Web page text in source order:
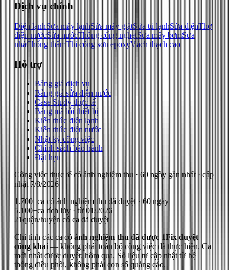
Dịch vụ chính
Điện lạnhSửa máy lạnhSửa máy giặtSửa tủ lạnhSửa điệnThợ
điện nướcSửa nướcThông cống nghẹtSửa máy bơmSửa
nhàChống thấmThi công sơn epoxyVách thạch cao
Hỗ trợ
Bảng giá dịch vụ
Bảng giá sửa điện nước
Case Study thực tế
Bảng mã lỗi thiết bị
Kiến thức điện lạnh
Kiến thức điện nước
Nhật ký công việc
Chính sách bảo hành
Đặt hẹn
Công việc thực tế có ảnh nghiệm thu · 60 ngày gần nhất · cập
nhật 7/8/2026
1.700+ca có ảnh nghiệm thu đã duyệt · 60 ngày
5.100+ca tích lũy · từ 01/2026
21quận/huyện có ca đã duyệt
Chỉ tính các ca có ảnh nghiệm thu đã được 1Fix duyệt
công khai — không phải toàn bộ công việc đã thực hiện. Ca
mới nhất được duyệt: hôm qua. Số liệu tự cập nhật từ hệ
thống điều phối, không phải con số quảng cáo.